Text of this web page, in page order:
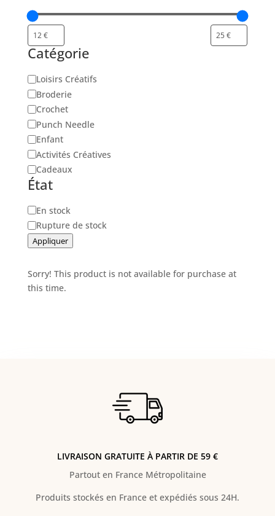
Catégorie
Catégorie
Loisirs Créatifs
Broderie
Crochet
Punch Needle
Enfant
Activités Créatives
Cadeaux
État
Disponibilité
En stock
Rupture de stock
Appliquer
Sorry! This product is not available for purchase at
this time.
LIVRAISON GRATUITE À PARTIR DE 59 €
Partout en France Métropolitaine
Produits stockés en France et expédiés sous 24H.